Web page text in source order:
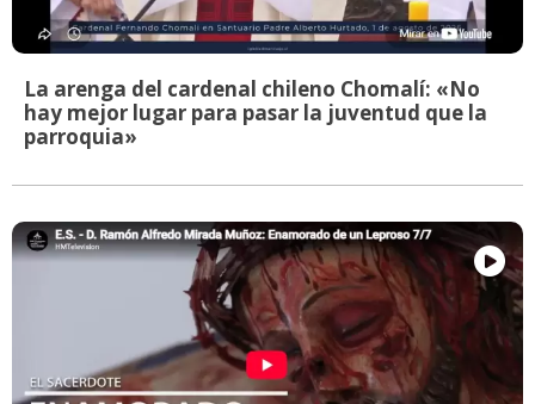
La arenga del cardenal chileno Chomalí: «No
hay mejor lugar para pasar la juventud que la
parroquia»